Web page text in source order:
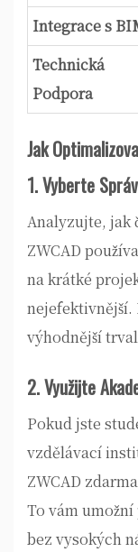
Integrace s
Technická
Podpora
Jak
1. Vyberte
Analyzujte, jak
ZWCAD
na krátké
nejefektivnější.
výhodnější
2. Využijte
Pokud jste
vzdělávací
ZWCAD
To vám
bez vysokých